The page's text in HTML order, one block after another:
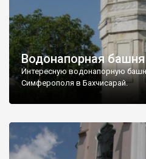
Водонапорная
Интересную водонапорную
Симферополя в Бахчисарай.